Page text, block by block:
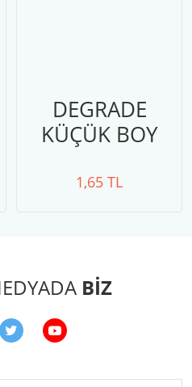
DEGRADE
KÜÇÜK BOY
1,65 TL
BİZ